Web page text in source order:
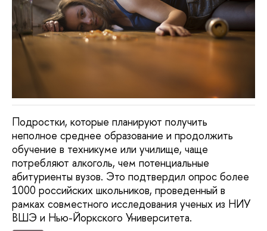
Подростки, которые планируют получить
неполное среднее образование и продолжить
обучение в техникуме или училище, чаще
потребляют алкоголь, чем потенциальные
абитуриенты вузов. Это подтвердил опрос более
1000 российских школьников, проведенный в
рамках совместного исследования ученых из НИУ
ВШЭ и Нью-Йоркского Университета.